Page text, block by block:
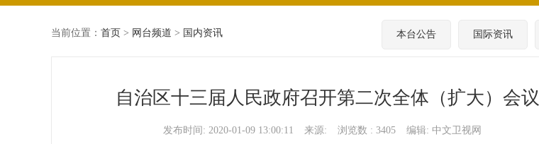
当前位置： 首页 > 网台频道 > 国内资讯 本台公告 国际资讯
自治区十三届人民政府召开第二次全体（扩大）会议
发布时间: 2020-01-09 13:00:11 来源: 浏览数 : 3405 编辑: 中文卫视网